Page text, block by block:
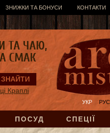
ЗНИЖКИ ТА БОНУСИ КОНТАКТИ
ПОСУД СПЕЦІЇ
УКР РУС
Краплі
ТА ЧАЮ,
СМАК